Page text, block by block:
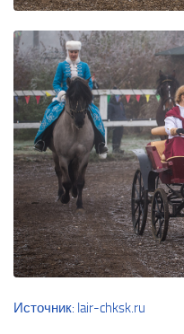
Источник: lair-chksk.ru